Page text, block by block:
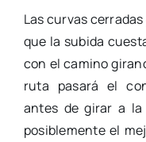
Las curvas
que la subida
con el camino
ruta pasará el
antes de girar a la
posiblemente el